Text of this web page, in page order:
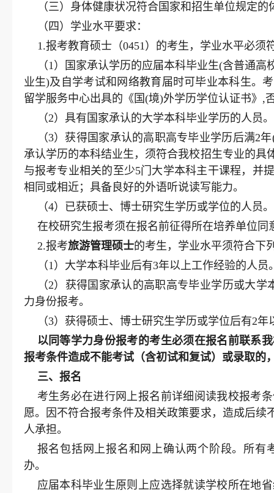
（三）身体健康状况符合国家和招生单位规定的
（四）学业水平要求：
1.报考教育硕士（0451）的考生，学业水平必须
（1）国家承认学历的应届本科毕业生(含普通
业生)及自学考试和网络教育届时可毕业本科生。
留学服务中心出具的《国(境)外学历学位认证书》,
（2）具有国家承认的大学本科毕业学历的人员。
（3）获得国家承认的高职高专毕业学历后满2
承认学历的本科结业生，须符合我校招生专业的
与报考专业相关的至少5门大学本科主干课程，并
相同或相近；具备良好的外语听说读写能力。
（4）已获硕士、博士研究生学历或学位的人员。
在校研究生报考须在报名前征得所在培养单位同
2.报考旅游管理硕士的考生，学业水平须符合下
（1）大学本科毕业后有3年以上工作经验的人员
（2）获得国家承认的高职高专毕业学历或大
力身份报考。
（3）获得硕士、博士研究生学历或学位后有2
以同等学力身份报考的考生必须在报名前联系
报考条件造成不能考试（含初试和复试）或录取的
三、 报名
考生务必在进行网上报名前详细阅读我校报考
愿。因不符合报考条件及相关政策要求，造成后
人承担。
报名包括网上报名和网上确认两个阶段。所
办。
应届本科毕业生原则上应选择就读学校所在地